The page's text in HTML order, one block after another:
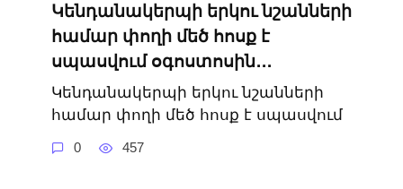
Կենդանակերպի երկու նշանների
համար փողի մեծ հոսք է
սպասվում օգոստոսին․․․
Կենդանակերպի երկու նշանների
համար փողի մեծ հոսք է սպասվում
0 457